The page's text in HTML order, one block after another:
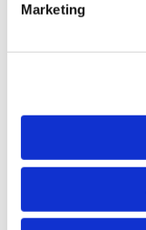
Marketing